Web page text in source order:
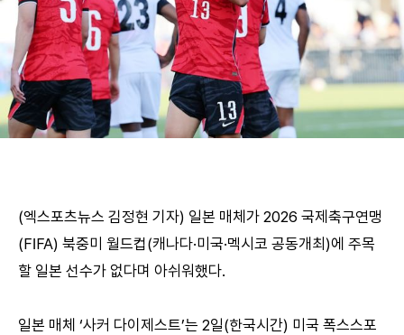
(엑스포츠뉴스 김정현 기자) 일본 매체가 2026 국제축구연맹
(FIFA) 북중미 월드컵(캐나다·미국·멕시코 공동개최)에 주목
할 일본 선수가 없다며 아쉬워했다.
일본 매체 ‘사커 다이제스트’는 2일(한국시간) 미국 폭스스포